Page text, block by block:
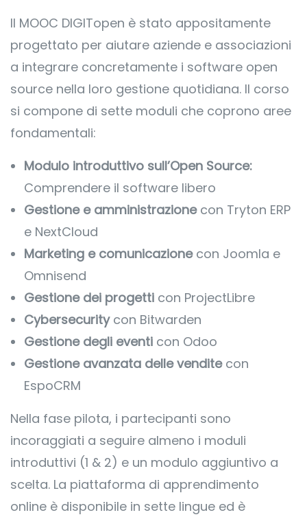
Il MOOC DIGITopen è stato appositamente
progettato per aiutare aziende e associazioni
a integrare concretamente i software open
source nella loro gestione quotidiana. Il corso
si compone di sette moduli che coprono aree
fondamentali:
Modulo introduttivo sull’Open Source:
Comprendere il software libero
Gestione e amministrazionecon Tryton ERP
e NextCloud
Marketing e comunicazionecon Joomla e
Omnisend
Gestione dei progetti con ProjectLibre
Cybersecuritycon Bitwarden
Gestione degli eventi con Odoo
Gestione avanzata delle venditecon
EspoCRM
Nella fase pilota, i partecipanti sono
incoraggiati a seguire almeno i moduli
introduttivi (1 & 2) e un modulo aggiuntivo a
scelta. La piattaforma di apprendimento
online è disponibile in sette lingue ed è